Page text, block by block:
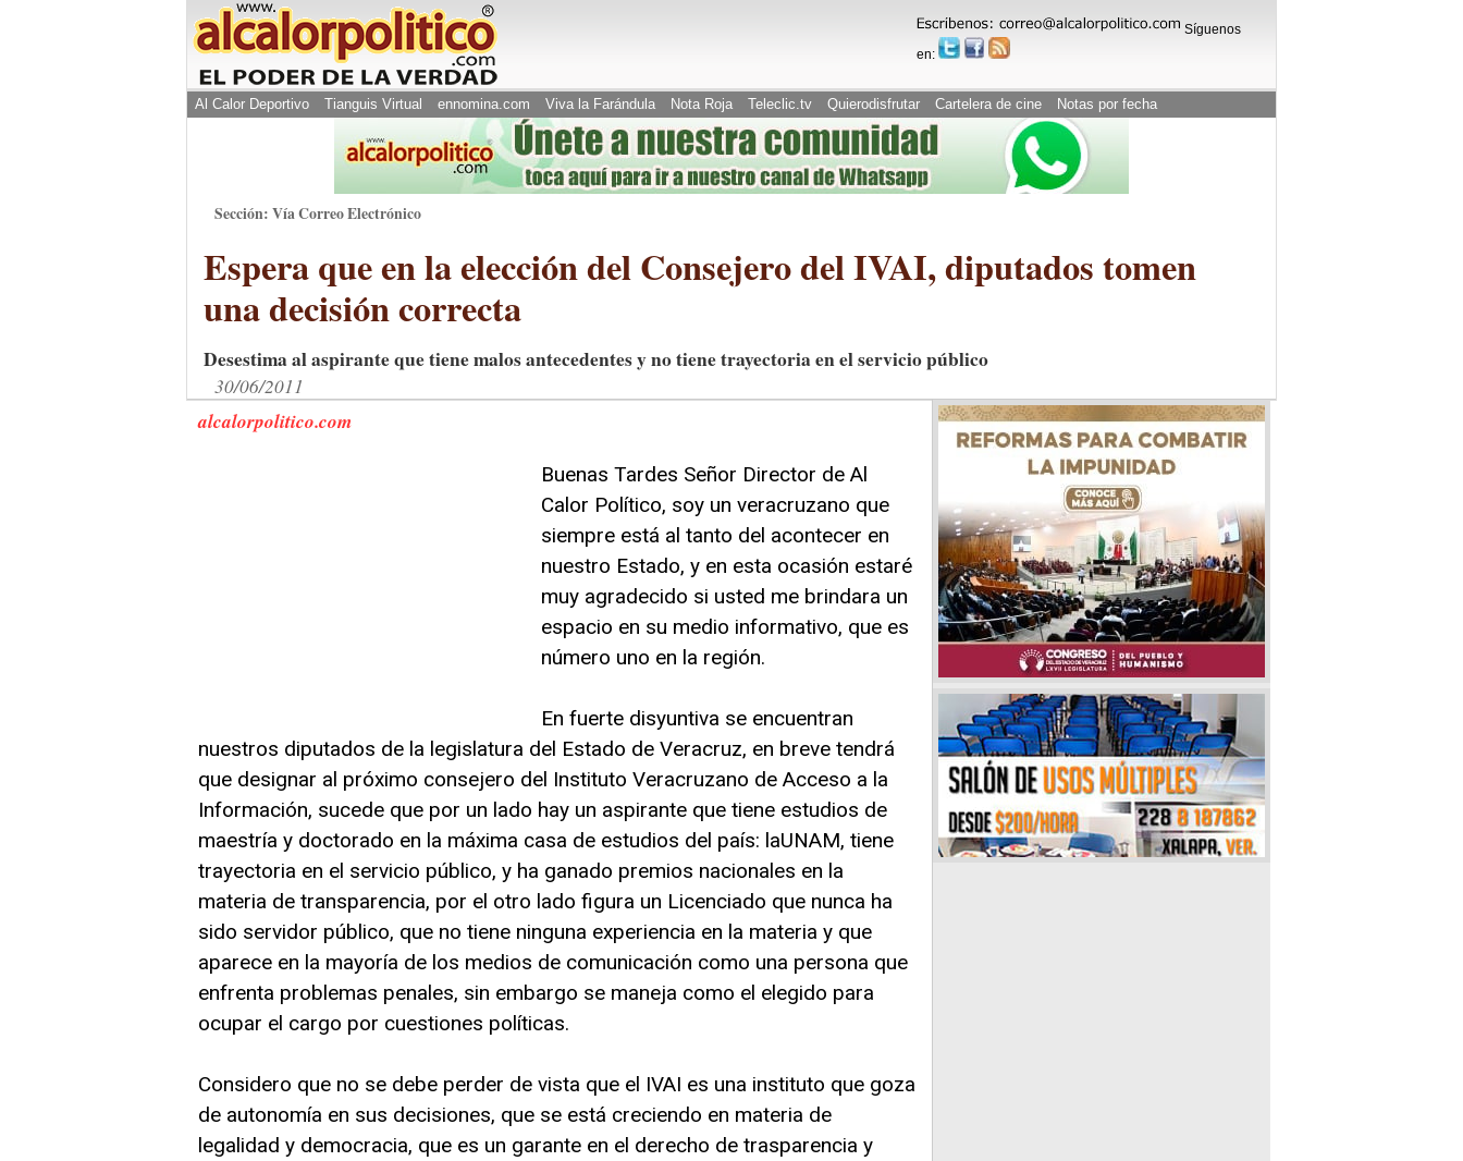
Síguenos
en:
Al Calor Deportivo Tianguis Virtual ennomina.com Viva la Farándula Nota Roja Teleclic.tv Quierodisfrutar Cartelera de cine Notas por fecha
Sección: Vía Correo Electrónico
Espera que en la elección del Consejero del IVAI, diputados tomen
una decisión correcta
Desestima al aspirante que tiene malos antecedentes y no tiene trayectoria en el servicio público
30/06/2011
alcalorpolitico.com
Buenas Tardes Señor Director de Al
Calor Político, soy un veracruzano que
siempre está al tanto del acontecer en
nuestro Estado, y en esta ocasión estaré
muy agradecido si usted me brindara un
espacio en su medio informativo, que es
número uno en la región.
En fuerte disyuntiva se encuentran
nuestros diputados de la legislatura del Estado de Veracruz, en breve tendrá
que designar al próximo consejero del Instituto Veracruzano de Acceso a la
Información, sucede que por un lado hay un aspirante que tiene estudios de
maestría y doctorado en la máxima casa de estudios del país: laUNAM, tiene
trayectoria en el servicio público, y ha ganado premios nacionales en la
materia de transparencia, por el otro lado figura un Licenciado que nunca ha
sido servidor público, que no tiene ninguna experiencia en la materia y que
aparece en la mayoría de los medios de comunicación como una persona que
enfrenta problemas penales, sin embargo se maneja como el elegido para
ocupar el cargo por cuestiones políticas.
Considero que no se debe perder de vista que el IVAI es una instituto que goza
de autonomía en sus decisiones, que se está creciendo en materia de
legalidad y democracia, que es un garante en el derecho de trasparencia y